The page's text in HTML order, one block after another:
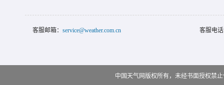
客服邮箱： service@weather.com.cn 客服电
中国天气网版权所有，未经书面授权